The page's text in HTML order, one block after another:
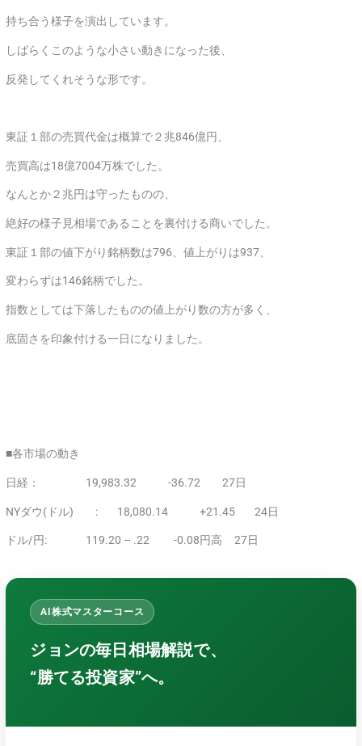
持ち合う様子を演出しています。
しばらくこのような小さい動きになった後、
反発してくれそうな形です。
東証１部の売買代金は概算で２兆846億円、
売買高は18億7004万株でした。
なんとか２兆円は守ったものの、
絶好の様子見相場であることを裏付ける商いでした。
東証１部の値下がり銘柄数は796、値上がりは937、
変わらずは146銘柄でした。
指数としては下落したものの値上がり数の方が多く、
底固さを印象付ける一日になりました。
■各市場の動き
日経： 19,983.32 -36.72 27日
NYダウ(ドル) : 18,080.14 +21.45 24日
ドル/円: 119.20 – .22 -0.08円高 27日
AI株式マスターコース
ジョンの毎日相場解説で、
“勝てる投資家”へ。